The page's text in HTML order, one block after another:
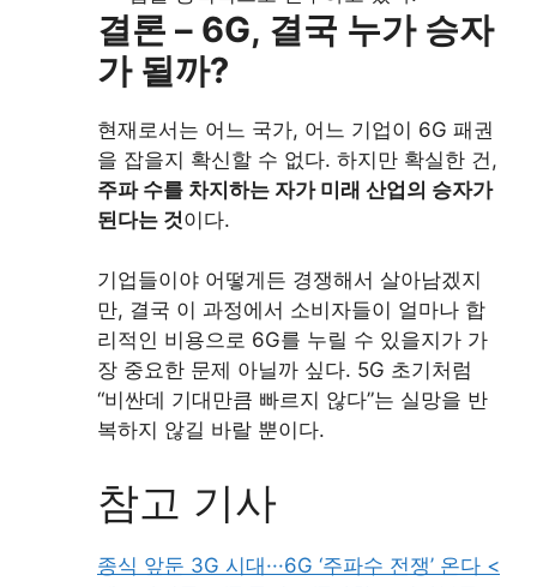
결론 – 6G, 결국 누가 승자
가 될까?
현재로서는 어느 국가, 어느 기업이 6G 패권
을 잡을지 확신할 수 없다. 하지만 확실한 건,
주파 수를 차지하는 자가 미래 산업의 승자가
된다는 것이다.
기업들이야 어떻게든 경쟁해서 살아남겠지
만, 결국 이 과정에서 소비자들이 얼마나 합
리적인 비용으로 6G를 누릴 수 있을지가 가
장 중요한 문제 아닐까 싶다. 5G 초기처럼
“비싼데 기대만큼 빠르지 않다”는 실망을 반
복하지 않길 바랄 뿐이다.
참고 기사
종식 앞둔 3G 시대···6G ‘주파수 전쟁’ 온다 <